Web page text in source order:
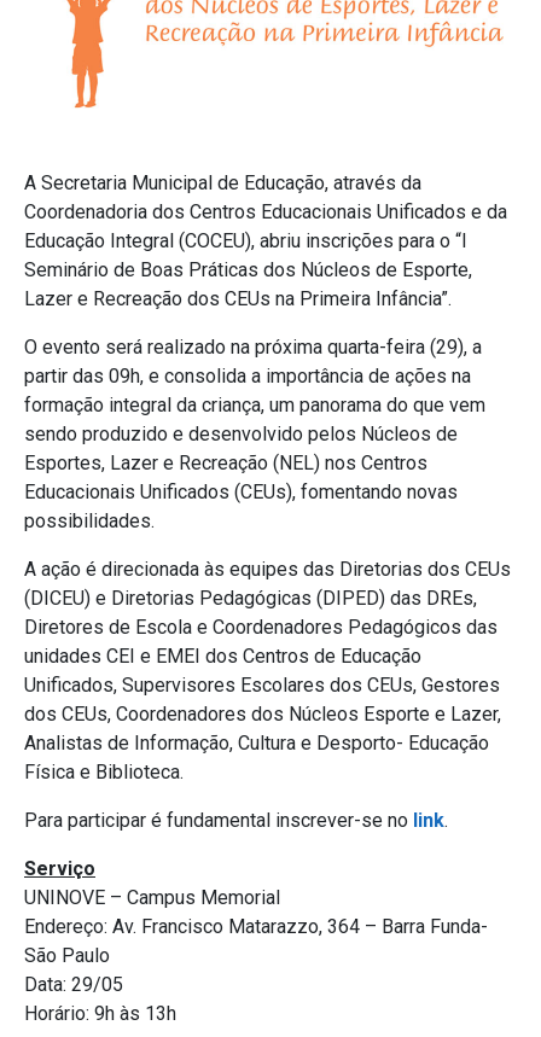
A Secretaria Municipal de Educação, através da
Coordenadoria dos Centros Educacionais Unificados e da
Educação Integral (COCEU), abriu inscrições para o “I
Seminário de Boas Práticas dos Núcleos de Esporte,
Lazer e Recreação dos CEUs na Primeira Infância”.
O evento será realizado na próxima quarta-feira (29), a
partir das 09h, e consolida a importância de ações na
formação integral da criança, um panorama do que vem
sendo produzido e desenvolvido pelos Núcleos de
Esportes, Lazer e Recreação (NEL) nos Centros
Educacionais Unificados (CEUs), fomentando novas
possibilidades.
A ação é direcionada às equipes das Diretorias dos CEUs
(DICEU) e Diretorias Pedagógicas (DIPED) das DREs,
Diretores de Escola e Coordenadores Pedagógicos das
unidades CEI e EMEI dos Centros de Educação
Unificados, Supervisores Escolares dos CEUs, Gestores
dos CEUs, Coordenadores dos Núcleos Esporte e Lazer,
Analistas de Informação, Cultura e Desporto- Educação
Física e Biblioteca.
Para participar é fundamental inscrever-se no link.
Serviço
UNINOVE – Campus Memorial
Endereço: Av. Francisco Matarazzo, 364 – Barra Funda-
São Paulo
Data: 29/05
Horário: 9h às 13h